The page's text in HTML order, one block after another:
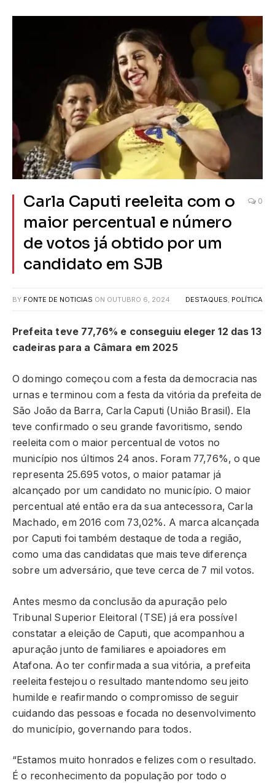
Carla Caputi reeleita com o
maior percentual e número
de votos já obtido por um
candidato em SJB
0
BY FONTE DE NOTICIAS ON OUTUBRO 6, 2024 DESTAQUES, POLÍTICA
Prefeita teve 77,76% e conseguiu eleger 12 das 13
cadeiras para a Câmara em 2025
O domingo começou com a festa da democracia nas
urnas e terminou com a festa da vitória da prefeita de
São João da Barra, Carla Caputi (União Brasil). Ela
teve confirmado o seu grande favoritismo, sendo
reeleita com o maior percentual de votos no
município nos últimos 24 anos. Foram 77,76%, o que
representa 25.695 votos, o maior patamar já
alcançado por um candidato no município. O maior
percentual até então era da sua antecessora, Carla
Machado, em 2016 com 73,02%. A marca alcançada
por Caputi foi também destaque de toda a região,
como uma das candidatas que mais teve diferença
sobre um adversário, que teve cerca de 7 mil votos.
Antes mesmo da conclusão da apuração pelo
Tribunal Superior Eleitoral (TSE) já era possível
constatar a eleição de Caputi, que acompanhou a
apuração junto de familiares e apoiadores em
Atafona. Ao ter confirmada a sua vitória, a prefeita
reeleita festejou o resultado mantendomo seu jeito
humilde e reafirmando o compromisso de seguir
cuidando das pessoas e focada no desenvolvimento
do município, governando para todos.
“Estamos muito honrados e felizes com o resultado.
É o reconhecimento da população por todo o